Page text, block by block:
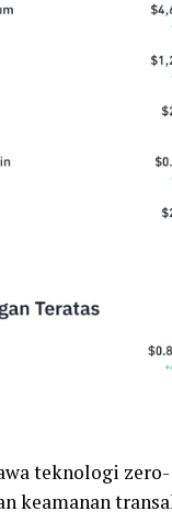
teknologi zero-
keamanan